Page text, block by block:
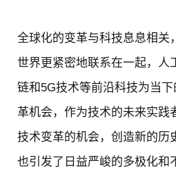
全球化的变革与科技息息相关
世界更紧密地联系在一起，人
链和5G技术等前沿科技为当
革机会，作为技术的未来实践
技术变革的机会，创造新的历
也引发了日益严峻的多极化和